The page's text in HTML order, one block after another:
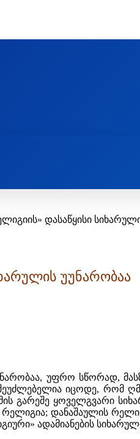
დასაწყისი
უუნარობაა
უფრო სწორად,
იცოდე, რომ
გარეშე ყოველგვარი
რელიგია; დანაშაულის
ადამიანების